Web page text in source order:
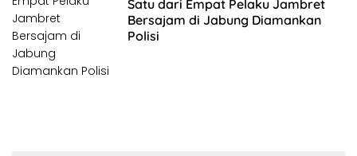
Satu dari Empat Pelaku Jambret
Bersajam di Jabung Diamankan
Polisi